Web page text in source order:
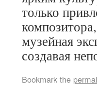
только
музейная
создавая
Bookmark the